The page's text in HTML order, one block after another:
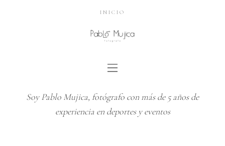
INICIO
Soy Pablo Mujica, fotógrafo con más de 5 años de
experiencia en deportes y eventos